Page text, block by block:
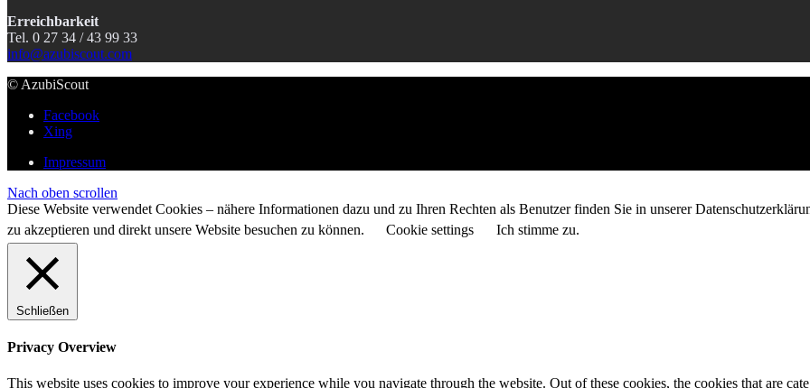
Erreichbarkeit
Tel. 0 27 34 / 43 99 33
info@azubiscout.com
© AzubiScout
Facebook
Xing
Impressum
Nach oben scrollen
Diese Website verwendet Cookies – nähere Informationen dazu und zu Ihren Rechten als Benutzer finden Sie in unserer
zu akzeptieren und direkt unsere Website besuchen zu können.
Cookie settings Ich stimme zu.
Schließen
Privacy Overview
This website uses cookies to improve your experience while you navigate through the website. Out of these cookies, the cookies that are